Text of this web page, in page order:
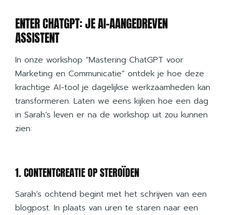
ENTER CHATGPT: JE AI-AANGEDREVEN
ASSISTENT
In onze workshop “Mastering ChatGPT voor
Marketing en Communicatie” ontdek je hoe deze
krachtige AI-tool je dagelijkse werkzaamheden kan
transformeren. Laten we eens kijken hoe een dag
in Sarah’s leven er na de workshop uit zou kunnen
zien:
1. CONTENTCREATIE OP STEROÏDEN
Sarah’s ochtend begint met het schrijven van een
blogpost. In plaats van uren te staren naar een